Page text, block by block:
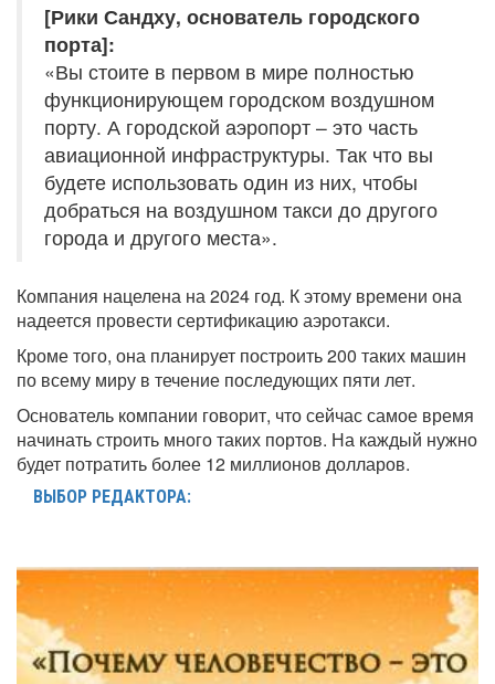
[Рики Сандху, основатель городского
порта]:
«Вы стоите в первом в мире полностью
функционирующем городском воздушном
порту. А городской аэропорт – это часть
авиационной инфраструктуры. Так что вы
будете использовать один из них, чтобы
добраться на воздушном такси до другого
города и другого места».
Компания нацелена на 2024 год. К этому времени она
надеется провести сертификацию аэротакси.
Кроме того, она планирует построить 200 таких машин
по всему миру в течение последующих пяти лет.
Основатель компании говорит, что сейчас самое время
начинать строить много таких портов. На каждый нужно
будет потратить более 12 миллионов долларов.
ВЫБОР РЕДАКТОРА: